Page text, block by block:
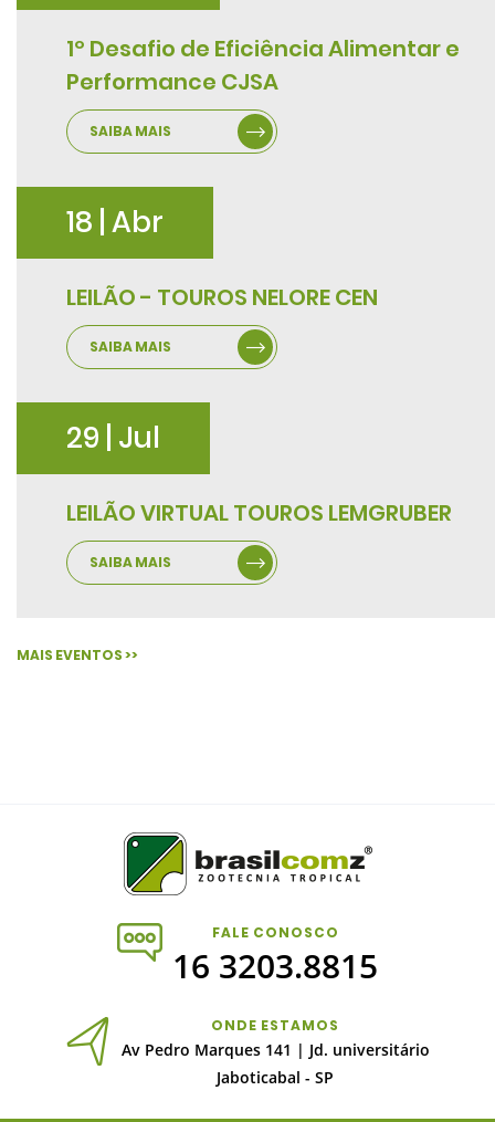
1º Desafio de Eficiência Alimentar e
Performance CJSA
SAIBA MAIS
18 | Abr
LEILÃO - TOUROS NELORE CEN
SAIBA MAIS
29 | Jul
LEILÃO VIRTUAL TOUROS LEMGRUBER
SAIBA MAIS
MAIS EVENTOS >>
FALE CONOSCO
16 3203.8815
ONDE ESTAMOS
Av Pedro Marques 141 | Jd. universitário
Jaboticabal - SP